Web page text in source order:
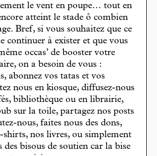
le vent en poupe… tout en
atteint le stade ô combien
Bref, si vous souhaitez que ce
continuer à exister et que vous
occas’ de booster votre
on a besoin de vous :
abonnez vos tatas et vos
nous en kiosque, diffusez-nous
bibliothèque ou en librairie,
sur la toile, partagez nos posts
nous, faites nous des dons,
shirts, nos livres, ou simplement
des bisous de soutien car la bise